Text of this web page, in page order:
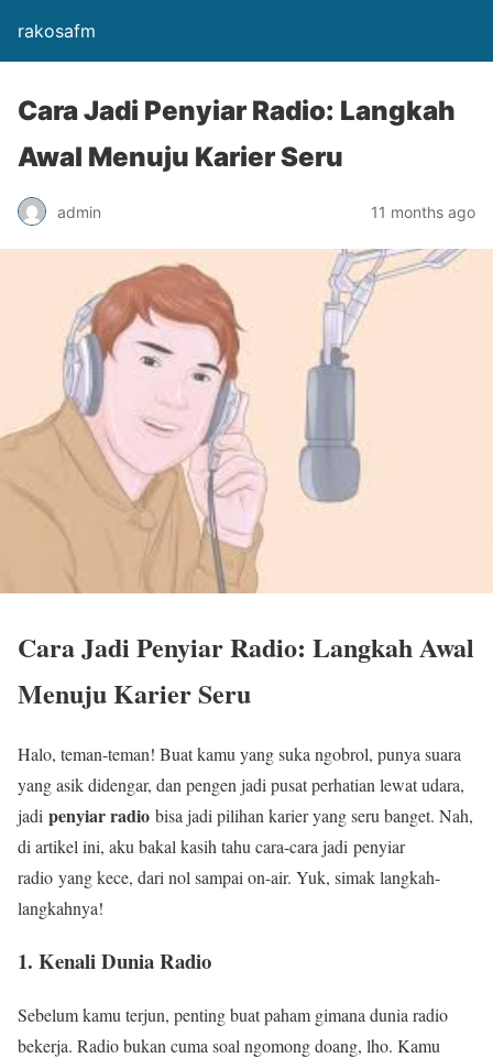
rakosafm
Cara Jadi Penyiar Radio: Langkah
Awal Menuju Karier Seru
admin 11 months ago
Cara Jadi Penyiar Radio: Langkah Awal
Menuju Karier Seru
Halo, teman-teman! Buat kamu yang suka ngobrol, punya suara
yang asik didengar, dan pengen jadi pusat perhatian lewat udara,
jadi penyiar radio bisa jadi pilihan karier yang seru banget. Nah,
di artikel ini, aku bakal kasih tahu cara-cara jadi penyiar
radio yang kece, dari nol sampai on-air. Yuk, simak langkah-
langkahnya!
1. Kenali Dunia Radio
Sebelum kamu terjun, penting buat paham gimana dunia radio
bekerja. Radio bukan cuma soal ngomong doang, lho. Kamu